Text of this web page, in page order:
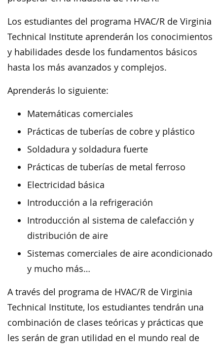
Los estudiantes del programa HVAC/R de Virginia
Technical Institute aprenderán los conocimientos
y habilidades desde los fundamentos básicos
hasta los más avanzados y complejos.
Aprenderás lo siguiente:
Matemáticas comerciales
Prácticas de tuberías de cobre y plástico
Soldadura y soldadura fuerte
Prácticas de tuberías de metal ferroso
Electricidad básica
Introducción a la refrigeración
Introducción al sistema de calefacción y
distribución de aire
Sistemas comerciales de aire acondicionado
y mucho más…
A través del programa de HVAC/R de Virginia
Technical Institute, los estudiantes tendrán una
combinación de clases teóricas y prácticas que
les serán de gran utilidad en el mundo real de